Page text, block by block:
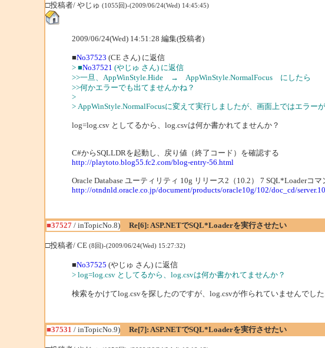
□投稿者/ やじゅ (1055回)-(2009/06/24(Wed) 14:45:45)
2009/06/24(Wed) 14:51:28 編集(投稿者)
■No37523 (CE さん) に返信
> ■No37521 (やじゅ さん) に返信
>>一旦、AppWinStyle.Hide → AppWinStyle.NormalFocus にしたら
>>何かエラーでも出てませんかね？
>
> AppWinStyle.NormalFocusに変えて実行しましたが、画面上ではエラ
log=log.csv としてるから、log.csvは何か書かれてませんか？
C#からSQLLDRを起動し、戻り値（終了コード）を確認する
http://playtoto.blog55.fc2.com/blog-entry-56.html
Oracle Database ユーティリティ 10g リリース2（10.2） 7 SQL*Loaderコ
http://otndnld.oracle.co.jp/document/products/oracle10g/102/doc_cd/
■37527/ inTopicNo.8)
Re[6]: ASP.NETでSQL*Loaderを実行させたい
□投稿者/ CE (8回)-(2009/06/24(Wed) 15:27:32)
■No37525 (やじゅ さん) に返信
> log=log.csv としてるから、log.csvは何か書かれてませんか？
検索をかけてlog.csvを探したのですが、log.csvが作られていませんでした
■37531 / inTopicNo.9)
Re[7]: ASP.NETでSQL*Loaderを実行させたい